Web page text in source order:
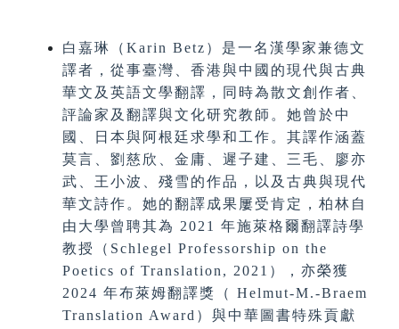
白嘉琳（Karin Betz）是一名漢學家兼德文
譯者，從事臺灣、香港與中國的現代與古典
華文及英語文學翻譯，同時為散文創作者、
評論家及翻譯與文化研究教師。她曾於中
國、日本與阿根廷求學和工作。其譯作涵蓋
莫言、劉慈欣、金庸、遲子建、三毛、廖亦
武、王小波、殘雪的作品，以及古典與現代
華文詩作。她的翻譯成果屢受肯定，柏林自
由大學曾聘其為 2021 年施萊格爾翻譯詩學
教授（Schlegel Professorship on the
Poetics of Translation, 2021），亦榮獲
2024 年布萊姆翻譯獎（ Helmut-M.-Braem
Translation Award）與中華圖書特殊貢獻